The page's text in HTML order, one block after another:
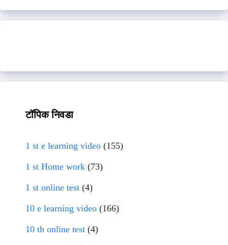
टॉपिक निवडा
1 st e learning video (155)
1 st Home work (73)
1 st online test (4)
10 e learning video (166)
10 th online test (4)